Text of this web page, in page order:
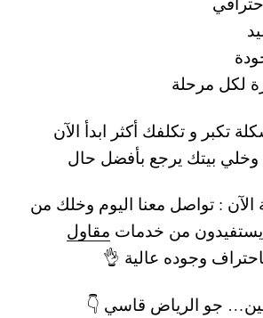
لكل مرحلة
تكبر و تكلفك أكثر ابدأ الآن
بيتك يرجع بأفضل حال
: تواصل معنا اليوم وخلك من
يستفيدون من خدمات مقاول
وجوده عالية 👌
جو الرياض قاسي 👇